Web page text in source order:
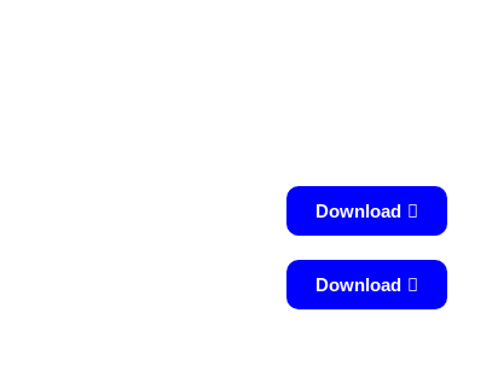
Download
Download